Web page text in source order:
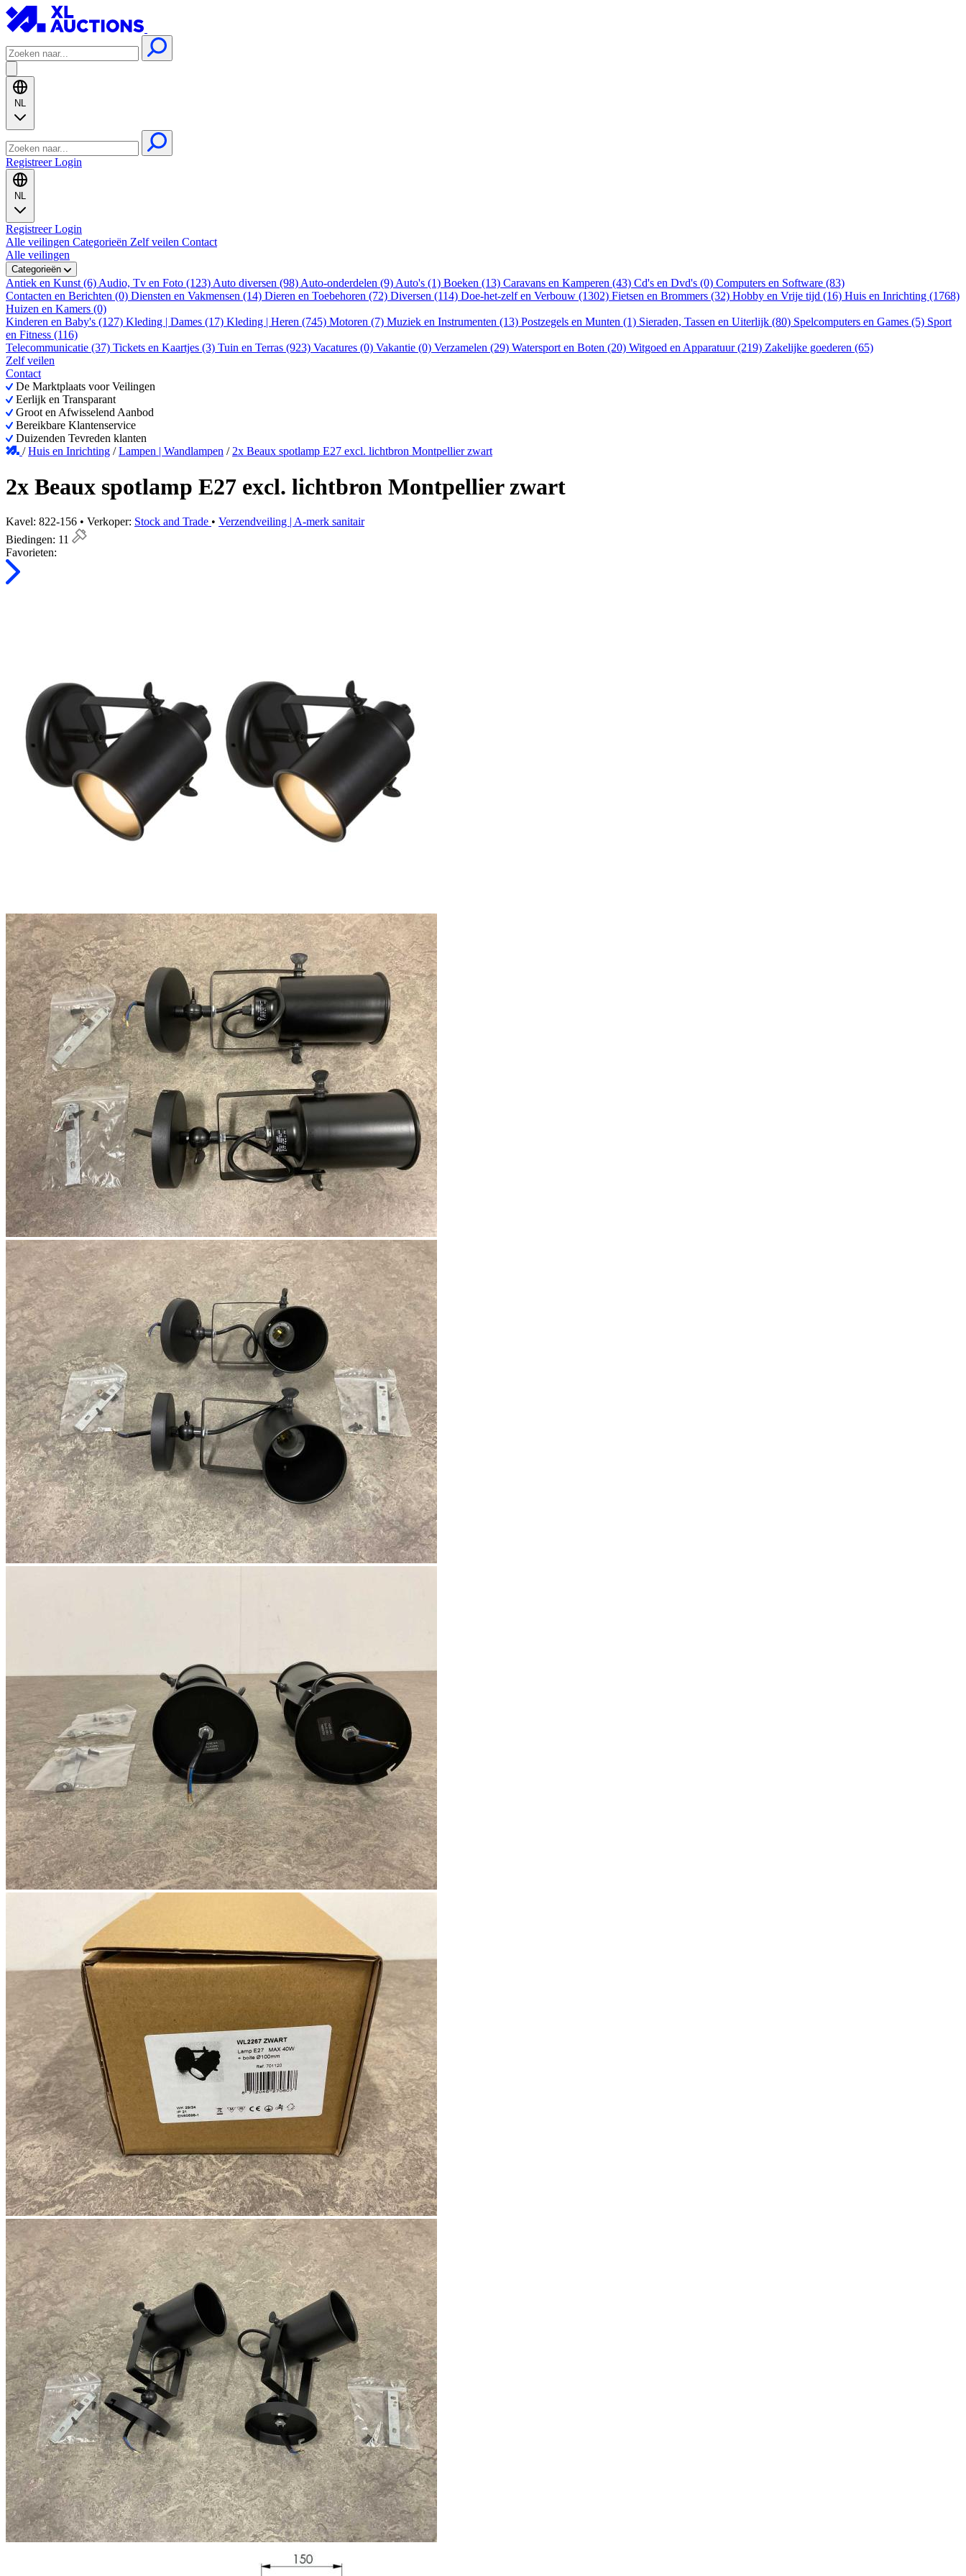
NL
RegistreerLogin
NL
RegistreerLogin
Alle veilingen Categorieën Zelf veilen Contact
Alle veilingen
Categorieën
Antiek en Kunst (6) Audio, Tv en Foto (123) Auto diversen (98) Auto-onderdelen (9) Auto's (1) Boeken (13) Caravans en Kamperen (43) Cd's en Dvd's (0) Computers en Software (83)
Contacten en Berichten (0) Diensten en Vakmensen (14) Dieren en Toebehoren (72) Diversen (114) Doe-het-zelf en Verbouw (1302) Fietsen en Brommers (32) Hobby en Vrije tijd (16) Huis en Inrichting (1768)
Huizen en Kamers (0)
Kinderen en Baby's (127) Kleding | Dames (17) Kleding | Heren (745) Motoren (7) Muziek en Instrumenten (13) Postzegels en Munten (1) Sieraden, Tassen en Uiterlijk (80) Spelcomputers en Games (5) Sport
en Fitness (116)
Telecommunicatie (37) Tickets en Kaartjes (3) Tuin en Terras (923) Vacatures (0) Vakantie (0) Verzamelen (29) Watersport en Boten (20) Witgoed en Apparatuur (219) Zakelijke goederen (65)
Zelf veilen
Contact
De Marktplaats voor Veilingen
Eerlijk en Transparant
Groot en Afwisselend Aanbod
Bereikbare Klantenservice
Duizenden Tevreden klanten
/Huis en Inrichting /Lampen | Wandlampen / 2x Beaux spotlamp E27 excl. lichtbron Montpellier zwart
2x Beaux spotlamp E27 excl. lichtbron Montpellier zwart
Kavel: 822-156 • Verkoper: Stock and Trade • Verzendveiling | A-merk sanitair
Biedingen: 11
Favorieten: